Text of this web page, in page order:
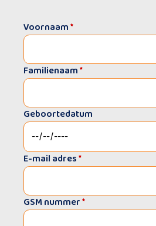
Voornaam*
Familienaam*
Geboortedatum
E-mail adres*
GSM nummer*